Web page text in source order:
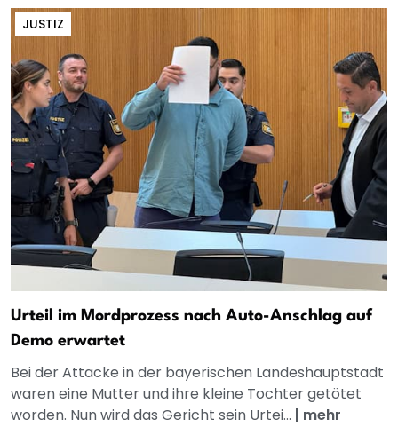
JUSTIZ
Urteil im Mordprozess nach Auto-Anschlag auf
Demo erwartet
Bei der Attacke in der bayerischen Landeshauptstadt
waren eine Mutter und ihre kleine Tochter getötet
worden. Nun wird das Gericht sein Urtei... | mehr